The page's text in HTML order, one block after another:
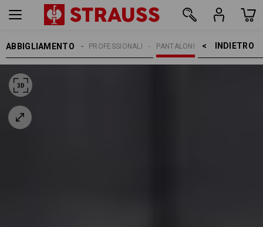
ABBIGLIAMENTO INDIETRO    >
PANTALONI
PANTALONI PROFESSIONALI